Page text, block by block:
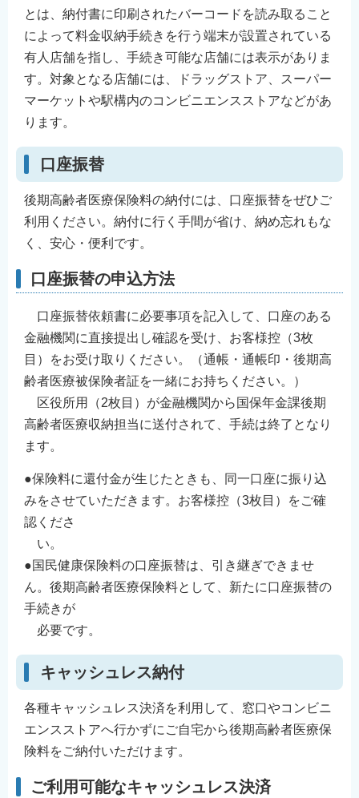
とは、納付書に印刷されたバーコードを読み取ること
によって料金収納手続きを行う端末が設置されている
有人店舗を指し、手続き可能な店舗には表示がありま
す。対象となる店舗には、ドラッグストア、スーパー
マーケットや駅構内のコンビニエンスストアなどがあ
ります。
口座振替
後期高齢者医療保険料の納付には、口座振替をぜひご
利用ください。納付に行く手間が省け、納め忘れもな
く、安心・便利です。
口座振替の申込方法
口座振替依頼書に必要事項を記入して、口座のある
金融機関に直接提出し確認を受け、お客様控（3枚
目）をお受け取りください。（通帳・通帳印・後期高
齢者医療被保険者証を一緒にお持ちください。）
区役所用（2枚目）が金融機関から国保年金課後期
高齢者医療収納担当に送付されて、手続は終了となり
ます。
●保険料に還付金が生じたときも、同一口座に振り込
みをさせていただきます。お客様控（3枚目）をご確
認くださ
い。
●国民健康保険料の口座振替は、引き継ぎできませ
ん。後期高齢者医療保険料として、新たに口座振替の
手続きが
必要です。
キャッシュレス納付
各種キャッシュレス決済を利用して、窓口やコンビニ
エンスストアへ行かずにご自宅から後期高齢者医療保
険料をご納付いただけます。
ご利用可能なキャッシュレス決済